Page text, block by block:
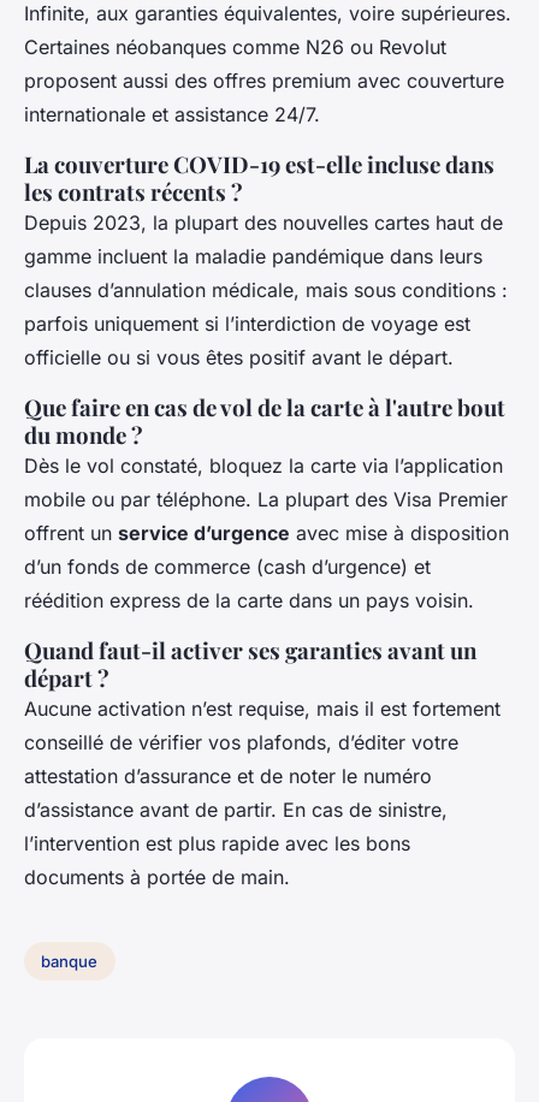
Infinite, aux garanties équivalentes, voire supérieures.
Certaines néobanques comme N26 ou Revolut
proposent aussi des offres premium avec couverture
internationale et assistance 24/7.
La couverture COVID-19 est-elle incluse dans
les contrats récents ?
Depuis 2023, la plupart des nouvelles cartes haut de
gamme incluent la maladie pandémique dans leurs
clauses d’annulation médicale, mais sous conditions :
parfois uniquement si l’interdiction de voyage est
officielle ou si vous êtes positif avant le départ.
Que faire en cas de vol de la carte à l'autre bout
du monde ?
Dès le vol constaté, bloquez la carte via l’application
mobile ou par téléphone. La plupart des Visa Premier
offrent un service d’urgence avec mise à disposition
d’un fonds de commerce (cash d’urgence) et
réédition express de la carte dans un pays voisin.
Quand faut-il activer ses garanties avant un
départ ?
Aucune activation n’est requise, mais il est fortement
conseillé de vérifier vos plafonds, d’éditer votre
attestation d’assurance et de noter le numéro
d’assistance avant de partir. En cas de sinistre,
l’intervention est plus rapide avec les bons
documents à portée de main.
banque